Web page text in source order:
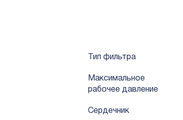
Тип фильтра
Mаксимальное
рабочее давление
Сердечник